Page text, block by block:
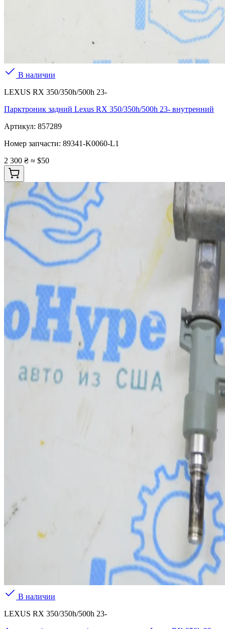
В наличии
LEXUS RX 350/350h/500h 23-
Парктроник задний Lexus RX 350/350h/500h 23- внутренний
Артикул: 857289
Номер запчасти: 89341-K0060-L1
2 300 ₴ ≈ $50
В наличии
LEXUS RX 350/350h/500h 23-